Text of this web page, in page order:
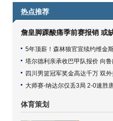
热点推荐
詹皇脚踝酸痛季前赛报销 或
5年顶薪！森林狼官宣续约维金
塔尔德利亲承收巴甲队报价 向
四川男篮冠军奖金高达千万 双
大师赛-纳达尔仅丢3局 2-0速胜
体育策划